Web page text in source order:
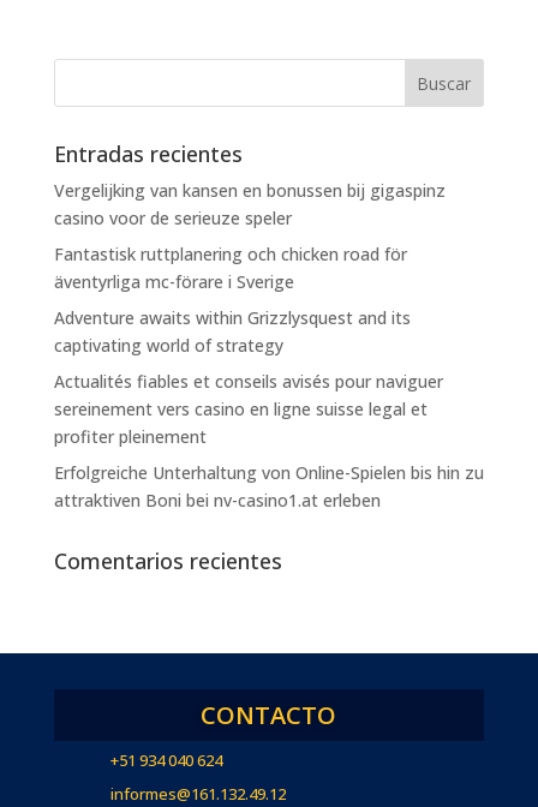
Entradas recientes
Vergelijking van kansen en bonussen bij gigaspinz
casino voor de serieuze speler
Fantastisk ruttplanering och chicken road för
äventyrliga mc-förare i Sverige
Adventure awaits within Grizzlysquest and its
captivating world of strategy
Actualités fiables et conseils avisés pour naviguer
sereinement vers casino en ligne suisse legal et
profiter pleinement
Erfolgreiche Unterhaltung von Online-Spielen bis hin zu
attraktiven Boni bei nv-casino1.at erleben
Comentarios recientes
CONTACTO
+51 934 040 624
informes@161.132.49.12